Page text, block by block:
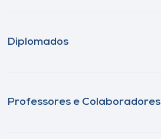
Diplomados
Professores e Colaboradores